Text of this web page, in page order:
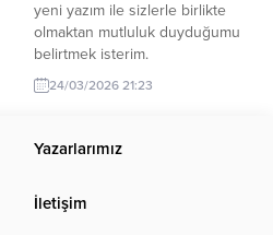
yeni yazım ile sizlerle birlikte
olmaktan mutluluk duyduğumu
belirtmek isterim.
24/03/2026 21:23
Yazarlarımız
İletişim